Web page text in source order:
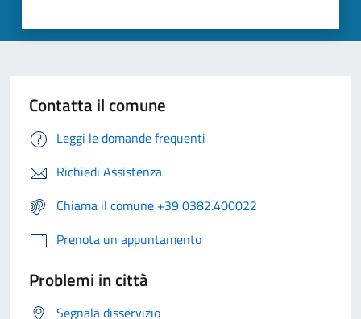
Contatta il comune
Leggi le domande frequenti
Richiedi Assistenza
Chiama il comune +39 0382.400022
Prenota un appuntamento
Problemi in città
Segnala disservizio